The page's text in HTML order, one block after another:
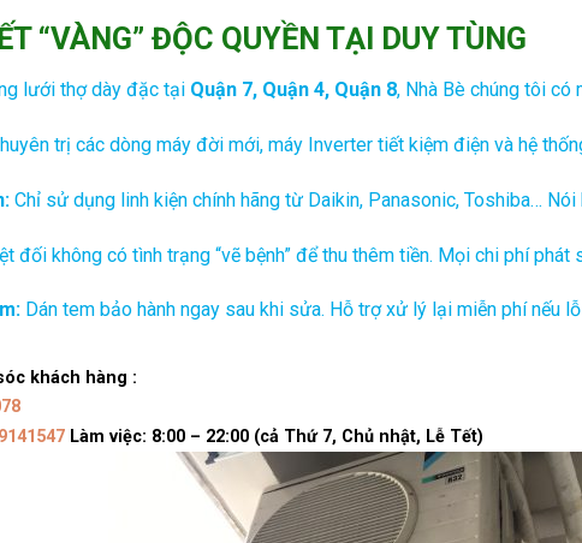
“VÀNG” ĐỘC QUYỀN TẠI DUY TÙNG
lưới thợ dày đặc tại Quận 7, Quận 4, Quận 8, Nhà Bè chúng tôi có
trị các dòng máy đời mới, máy Inverter tiết kiệm điện và hệ
Chỉ sử dụng linh kiện chính hãng từ Daikin, Panasonic, Toshiba… Nói
đối không có tình trạng “vẽ bệnh” để thu thêm tiền. Mọi chi phí
Dán tem bảo hành ngay sau khi sửa. Hỗ trợ xử lý lại miễn phí nếu
khách hàng :
Làm việc: 8:00 – 22:00 (cả Thứ 7, Chủ nhật, Lễ Tết)